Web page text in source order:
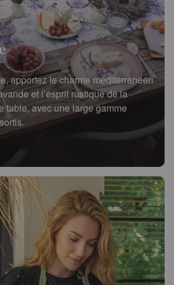
apportez le charme méditerranéen
et l’esprit rustique de la
table, avec une large gamme